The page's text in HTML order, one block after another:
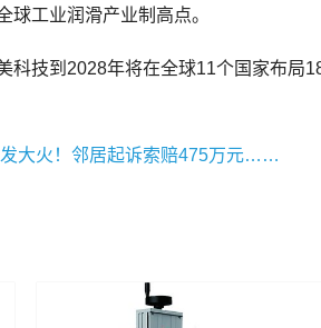
球工业润滑产业制高点。
到2028年将在全球11个国家布局18
大火！邻居起诉索赔475万元……